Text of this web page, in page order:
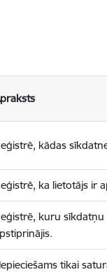
kādas
ka lietotājs ir
kuru
tikai